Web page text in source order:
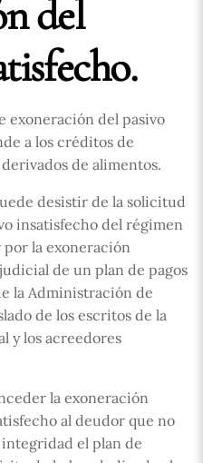
del
exoneración del pasivo
a los créditos de
de alimentos.
desistir de la solicitud
insatisfecho del régimen
la exoneración
de un plan de pagos
la Administración de
de los escritos de la
y los acreedores
la exoneración
al deudor que no
el plan de